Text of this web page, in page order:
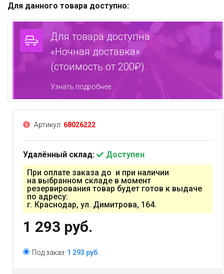
Для данного товара доступно:
Для товара доступна
«Ночная доставка»
(стоимость от 200₽).
Узнать подробнее.
Артикул: 68026222
Удалённый склад:
Доступен
При оплате заказа до и при наличии
на выбранном складе в момент
резервирования товар будет готов к выдаче
по адресу:
г. Краснодар, ул. Димитрова, 164.
1 293 руб.
Под заказ 1 293 руб.